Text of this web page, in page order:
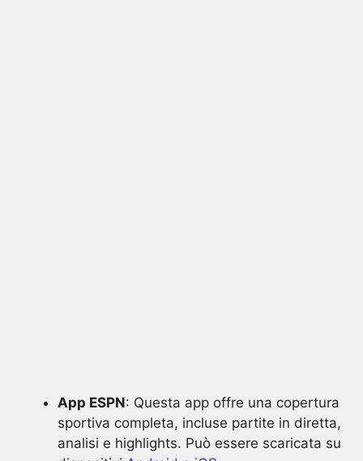
App ESPN: Questa app offre una copertura
sportiva completa, incluse partite in diretta,
analisi e highlights. Può essere scaricata su